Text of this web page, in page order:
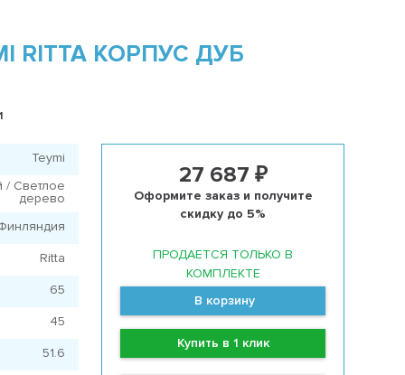
КОРПУС ДУБ
27 687 ₽
Оформите заказ и получите
скидку до 5%
ПРОДАЕТСЯ ТОЛЬКО В
КОМПЛЕКТЕ
В корзину
Купить в 1 клик
Teymi
/ Светлое
дерево
Ritta
65
45
51.6